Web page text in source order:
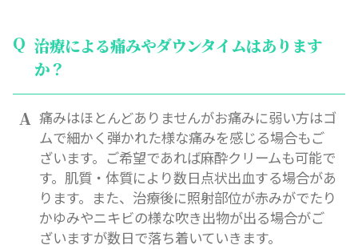
治療による痛みやダウンタイムはあります
か？
痛みはほとんどありませんがお痛みに弱い方はゴ
ムで細かく弾かれた様な痛みを感じる場合もご
ざいます。ご希望であれば麻酔クリームも可能で
す。肌質・体質により数日点状出血する場合があ
ります。また、治療後に照射部位が赤みがでたり
かゆみやニキビの様な吹き出物が出る場合がご
ざいますが数日で落ち着いていきます。